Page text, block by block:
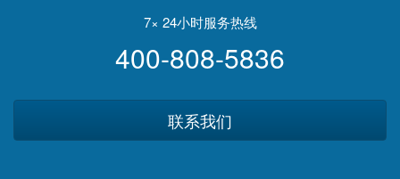
7× 24小时服务热线
400-808-5836
联系我们